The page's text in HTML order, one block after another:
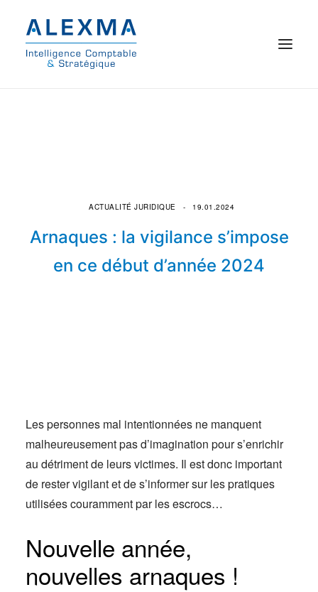
Commissariat aux comptes
On parle de nous
© 2021 Alexma
Arnaques : la vigilance s’impose
en ce début d’année 2024
19.01.2024
ACTUALITÉ JURIDIQUE
Les personnes mal intentionnées ne manquent
malheureusement pas d’imagination pour s’enrichir
au détriment de leurs victimes. Il est donc important
de rester vigilant et de s’informer sur les pratiques
utilisées couramment par les escrocs…
Nouvelle année,
nouvelles arnaques !